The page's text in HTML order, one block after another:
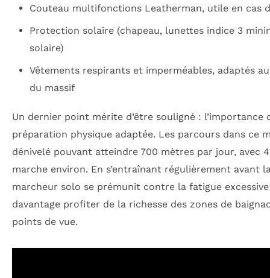
Couteau multifonctions Leatherman, utile en cas
Protection solaire (chapeau, lunettes indice 3
solaire)
Vêtements respirants et imperméables, adaptés
du massif
Un dernier point mérite d’être souligné : l’importance
préparation physique adaptée. Les parcours dans ce
dénivelé pouvant atteindre 700 mètres par jour, avec
marche environ. En s’entraînant régulièrement avant
marcheur solo se prémunit contre la fatigue
davantage profiter de la richesse des zones de
points de vue.